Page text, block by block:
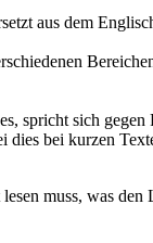
aus dem
spricht sich
dies bei kurzen
muss, was den